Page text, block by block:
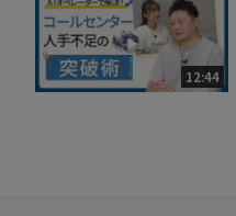
12:44